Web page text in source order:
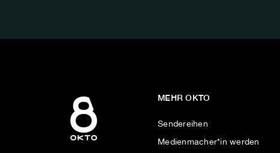
MEHR OKTO
Sendereihen
Medienmacher*in werden